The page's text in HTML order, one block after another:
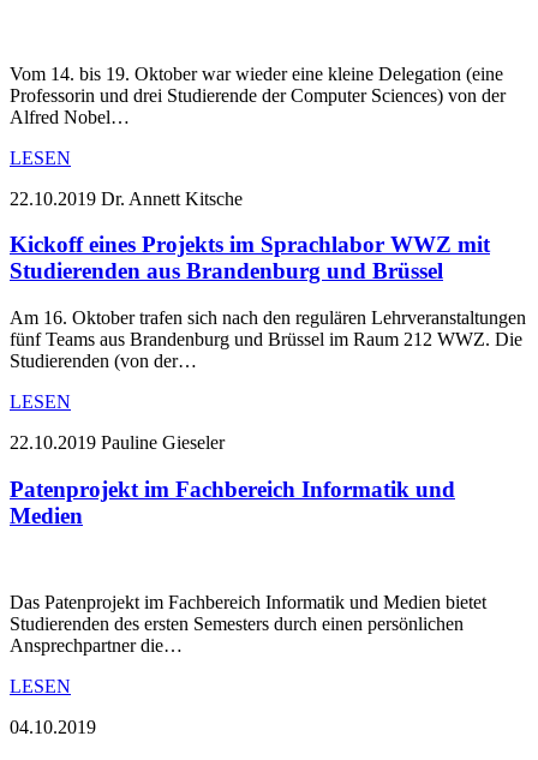
Vom 14. bis 19. Oktober war wieder eine kleine Delegation (eine
Professorin und drei Studierende der Computer Sciences) von der
Alfred Nobel…
LESEN
22.10.2019 Dr. Annett Kitsche
Kickoff eines Projekts im Sprachlabor WWZ mit
Studierenden aus Brandenburg und Brüssel
Am 16. Oktober trafen sich nach den regulären Lehrveranstaltungen
fünf Teams aus Brandenburg und Brüssel im Raum 212 WWZ. Die
Studierenden (von der…
LESEN
22.10.2019 Pauline Gieseler
Patenprojekt im Fachbereich Informatik und
Medien
Das Patenprojekt im Fachbereich Informatik und Medien bietet
Studierenden des ersten Semesters durch einen persönlichen
Ansprechpartner die…
LESEN
04.10.2019